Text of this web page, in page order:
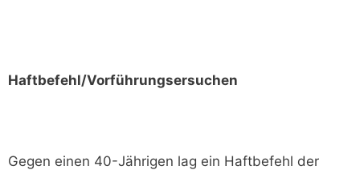
Haftbefehl/Vorführungsersuchen
Gegen einen 40-Jährigen lag ein Haftbefehl der